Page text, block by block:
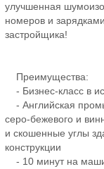
улучшенная
номеров и
застройщика!
Преимущества:
- Бизнес-класс в
- Английская
серо-бежевого и
и скошенные углы
конструкции
- 10 минут на